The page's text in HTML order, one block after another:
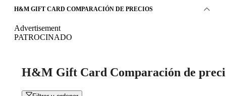
H&M GIFT CARD COMPARACIÓN DE PRECIOS
Advertisement
PATROCINADO
H&M Gift Card Comparación de